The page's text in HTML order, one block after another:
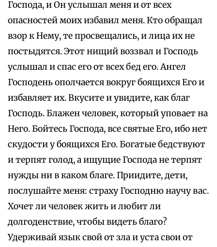
Господа, и Он услышал меня и от всех
опасностей моих избавил меня. Кто обращал
взор к Нему, те просвещались, и лица их не
постыдятся. Этот нищий воззвал и Господь
услышал и спас его от всех бед его. Ангел
Господень ополчается вокруг боящихся Его и
избавляет их. Вкусите и увидите, как благ
Господь. Блажен человек, который уповает на
Него. Бойтесь Господа, все святые Его, ибо нет
скудости у боящихся Его. Богатые бедствуют
и терпят голод, а ищущие Господа не терпят
нужды ни в каком благе. Приидите, дети,
послушайте меня: страху Господню научу вас.
Хочет ли человек жить и любит ли
долгоденствие, чтобы видеть благо?
Удерживай язык свой от зла и уста свои от